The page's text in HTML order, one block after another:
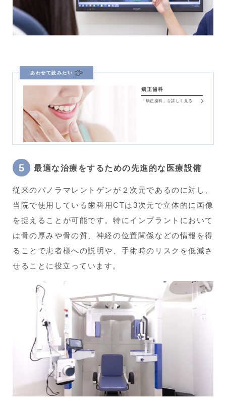
あわせて読みたい
矯正歯科
「矯正歯科」を詳しく見る
最適な治療をするための先進的な医療設備
従来のパノラマレントゲンが２次元であるのに対し、
当院で使用している歯科用CTは3次元で立体的に画像
を捉えることが可能です。特にインプラントにおいて
は骨の厚みや骨の質、神経の位置関係などの情報を得
ることで患者様への説明や、手術時のリスクを低減さ
せることに役立っています。